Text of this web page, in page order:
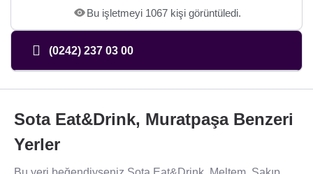
Bu işletmeyi 1067 kişi görüntüledi.
(0242) 237 03 00
Sota Eat&Drink, Muratpaşa Benzeri
Yerler